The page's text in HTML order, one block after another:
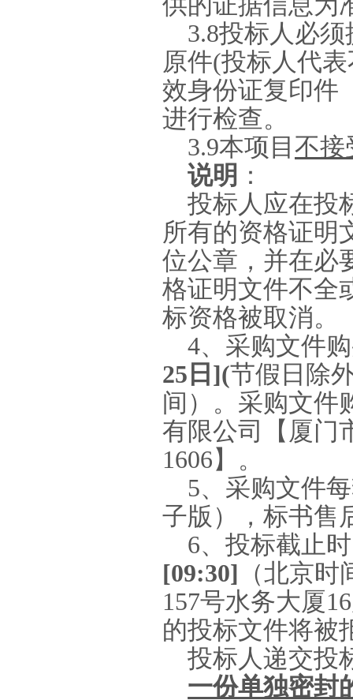
3.8投标人必
原件(投标人代
效身份证复印件
进行检查。
3.9本项目 不接
说明 ：
投标人应在投
所有的资格证明
位公章，并在必
格证明文件不全
标资格被取消。
4、采购文件
25 日 ](节假日除
间）。采购文件
有限公司【厦门
1606】。
5、采购文件
子版），标书售
6、投标截止
[09:30] （北京
157号水务大厦16
的投标文件将被
投标人递交投
一份单独密封